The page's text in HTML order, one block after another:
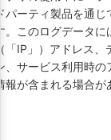
パーティ製品を通じ
。このログデータに
「IP」）アドレス、
、サービス利用時の
報が含まれる場合が